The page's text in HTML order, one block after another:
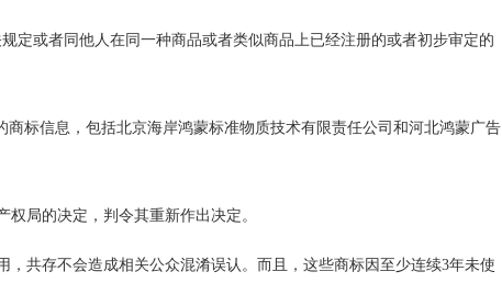
或者同他人在同一种商品或者类似商品上已经注册的或者初步审定的
标信息，包括北京海岸鸿蒙标准物质技术有限责任公司和河北鸿蒙广告
局的决定，判令其重新作出决定。
共存不会造成相关公众混淆误认。而且，这些商标因至少连续3年未使